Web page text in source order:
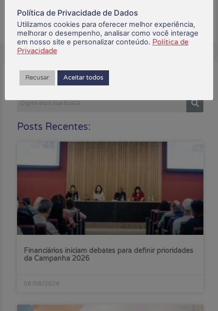
Buscar:
Posts Recentes:
Financiários iniciam debates para definir prioridades
da Campanha 2026
06/08/2026
Política de Privacidade de Dados
Utilizamos cookies para oferecer melhor experiência,
melhorar o desempenho, analisar como você interage
em nosso site e personalizar conteúdo. Política de
Privacidade
Recusar Aceitar todos